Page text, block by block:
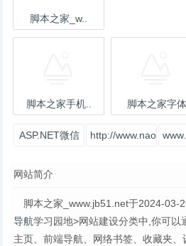
脚本之家_w..
脚本之家手机.. 脚本之家字体
ASP.NET微信
http://www.naoda.net
网站简介
脚本之家_www.jb51.net于2024-03-
导航学习园地>网站建设分类中,你可以
主页、前端导航、网络书签、收藏夹